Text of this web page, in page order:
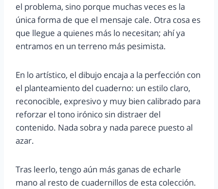
el problema, sino porque muchas veces es la
única forma de que el mensaje cale. Otra cosa es
que llegue a quienes más lo necesitan; ahí ya
entramos en un terreno más pesimista.
En lo artístico, el dibujo encaja a la perfección con
el planteamiento del cuaderno: un estilo claro,
reconocible, expresivo y muy bien calibrado para
reforzar el tono irónico sin distraer del
contenido. Nada sobra y nada parece puesto al
azar.
Tras leerlo, tengo aún más ganas de echarle
mano al resto de cuadernillos de esta colección.